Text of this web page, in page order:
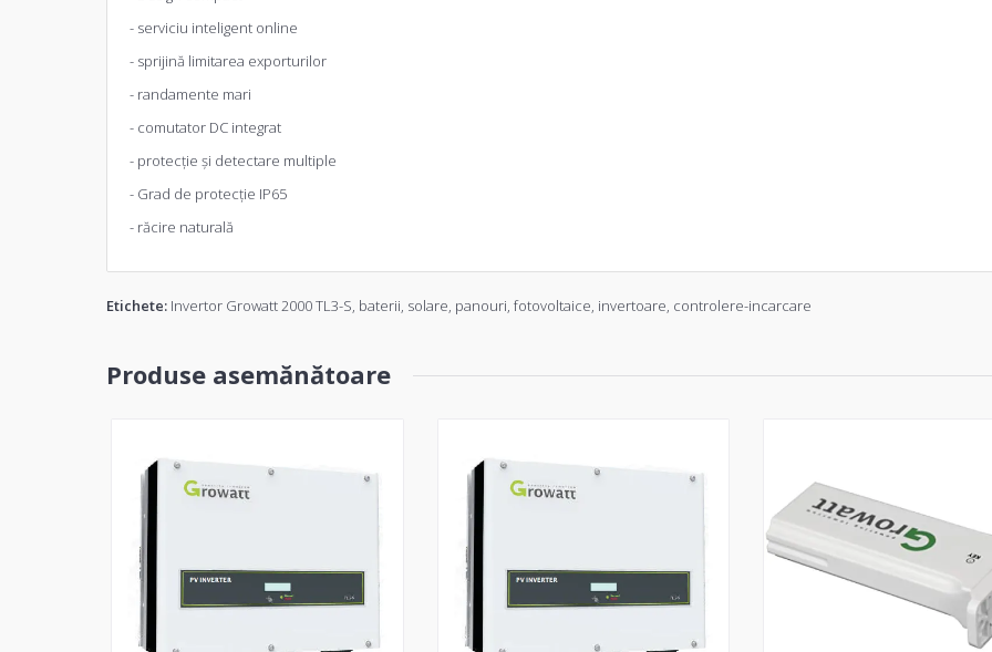
- serviciu inteligent online
- sprijină limitarea exporturilor
- randamente mari
- comutator DC integrat
- protecție și detectare multiple
- Grad de protecție IP65
- răcire naturală
Etichete: Invertor Growatt 2000 TL3-S, baterii, solare, panouri, fotovoltaice, invertoare, controlere-incarcare
Produse asemănătoare